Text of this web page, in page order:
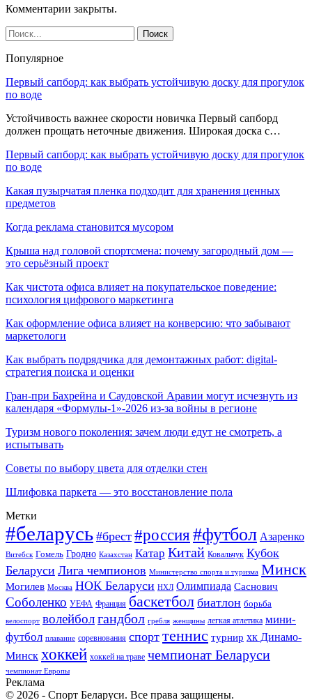
Комментарии закрыты.
Популярное
Первый сапборд: как выбрать устойчивую доску для прогулок
по воде
Устойчивость важнее скорости новичка Первый сапборд
должен прощать неточные движения. Широкая доска с…
Первый сапборд: как выбрать устойчивую доску для прогулок
по воде
Какая пузырчатая пленка подходит для хранения ценных
предметов
Когда реклама становится мусором
Крыша над головой спортсмена: почему загородный дом —
это серьёзный проект
Как чистота офиса влияет на покупательское поведение:
психология цифрового маркетинга
Как оформление офиса влияет на конверсию: что забывают
маркетологи
Как выбрать подрядчика для демонтажных работ: digital-
стратегия поиска и оценки
Гран-при Бахрейна и Саудовской Аравии могут исчезнуть из
календаря «Формулы-1»-2026 из-за войны в регионе
Туризм нового поколения: зачем люди едут не смотреть, а
испытывать
Советы по выбору цвета для отделки стен
Шлифовка паркета — это восстановление пола
Метки
#беларусь #брест #россия#футбол Азаренко
Витебск Гомель Гродно Казахстан Катар Китай Ковальчук Кубок
Беларуси Лига чемпионов Министерство спорта и туризма Минск
Могилев Москва НОК Беларуси НХЛ Олимпиада Саснович
Соболенко УЕФА Франция баскетбол биатлон борьба
велоспорт волейболгандбол гребля женщины легкая атлетика мини-
футбол плавание соревнования спорт теннис турнир хк Динамо-
Минск хоккей хоккей на траве чемпионат Беларуси
чемпионат Европы
Реклама
© 2026 - Спорт Беларуси. Все права защищены.